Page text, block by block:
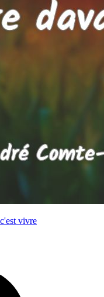
vivre